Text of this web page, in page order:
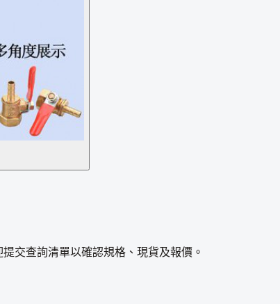
交查詢清單以確認規格、現貨及報價。